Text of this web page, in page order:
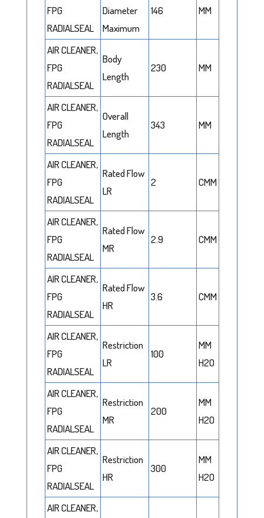
FPG
RADIALSEAL
Diameter
Maximum
146 MM
AIR CLEANER,
FPG
RADIALSEAL
Body
Length
230 MM
AIR CLEANER,
FPG
RADIALSEAL
Overall
Length
343 MM
AIR CLEANER,
FPG
RADIALSEAL
Rated Flow
LR
2 CMM
AIR CLEANER,
FPG
RADIALSEAL
Rated Flow
MR
2.9 CMM
AIR CLEANER,
FPG
RADIALSEAL
Rated Flow
HR
3.6 CMM
AIR CLEANER,
FPG
RADIALSEAL
Restriction
LR
100
MM
H2O
AIR CLEANER,
FPG
RADIALSEAL
Restriction
MR
200
MM
H2O
AIR CLEANER,
FPG
RADIALSEAL
Restriction
HR
300
MM
H2O
AIR CLEANER,